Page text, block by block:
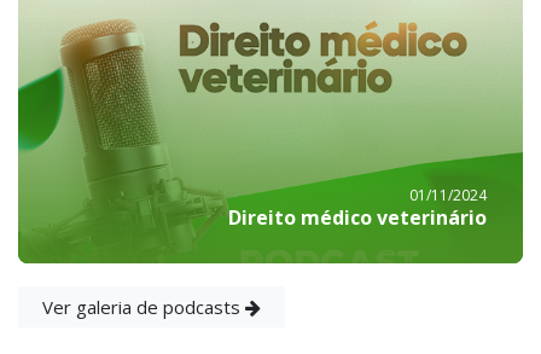
01/11/2024
Direito médico veterinário
Ver galeria de podcasts